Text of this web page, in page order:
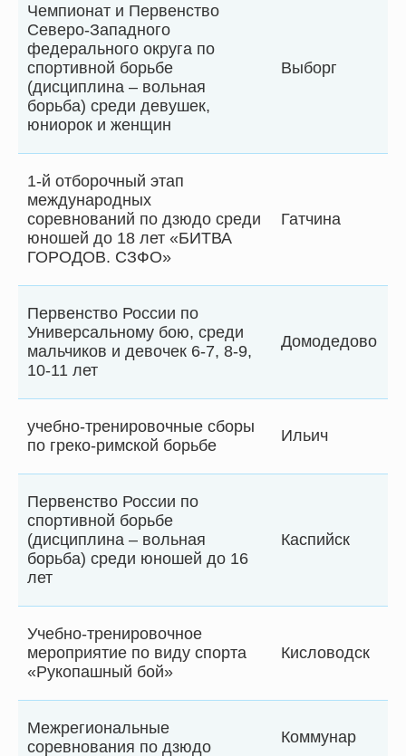
Чемпионат и Первенство
Северо-Западного
федерального округа по
спортивной борьбе
(дисциплина – вольная
борьба) среди девушек,
юниорок и женщин
Выборг
1-й отборочный этап
международных
соревнований по дзюдо среди
юношей до 18 лет «БИТВА
ГОРОДОВ. СЗФО»
Гатчина
Первенство России по
Универсальному бою, среди
мальчиков и девочек 6-7, 8-9,
10-11 лет
Домодедово
учебно-тренировочные сборы
по греко-римской борьбе
Ильич
Первенство России по
спортивной борьбе
(дисциплина – вольная
борьба) среди юношей до 16
лет
Каспийск
Учебно-тренировочное
мероприятие по виду спорта
«Рукопашный бой»
Кисловодск
Межрегиональные
соревнования по дзюдо
Коммунар